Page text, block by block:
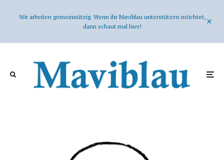
Wir arbeiten gemeinnützig. Wenn ihr Maviblau unterstützen möchtet,
dann schaut mal hier!